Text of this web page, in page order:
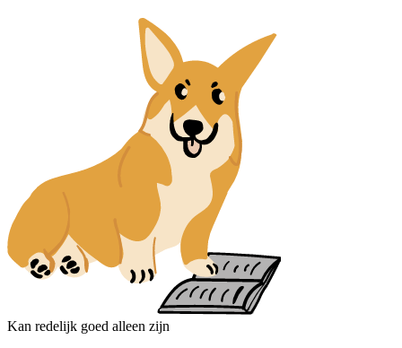
Kan redelijk goed alleen zijn